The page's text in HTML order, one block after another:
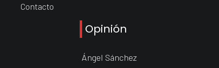
Contacto
Opinión
Ángel Sánchez